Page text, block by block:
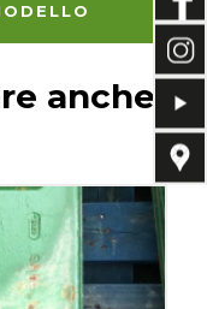
anche